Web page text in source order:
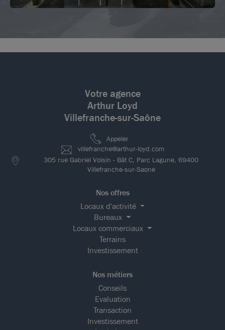
Votre agence
Arthur Loyd
Villefranche-sur-Saône
Appeler
villefranche@arthur-loyd.com
305 rue Gabriel Voisin - Bât C, Parc Lagune, 69400
Villefranche-sur-Saone
Nos offres
Locaux d'activité
Bureaux
Locaux commerciaux
Terrains
Investissement
Nos métiers
Conseils
Evaluation
Transaction
Investissement